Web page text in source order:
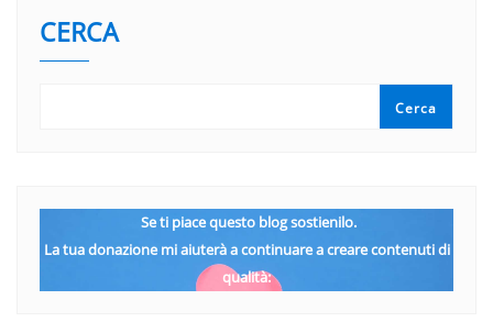
CERCA
Cerca
Se ti piace questo blog sostienilo.
La tua donazione mi aiuterà a continuare a creare contenuti di
qualità: